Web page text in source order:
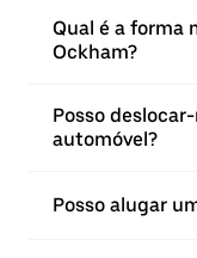
Qual é a forma
Ockham?
Posso
automóvel?
Posso alugar